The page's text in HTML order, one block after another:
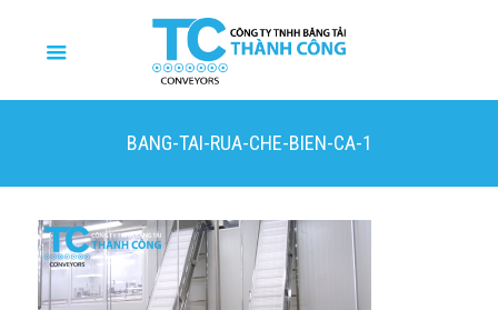
BANG-TAI-RUA-CHE-BIEN-CA-1